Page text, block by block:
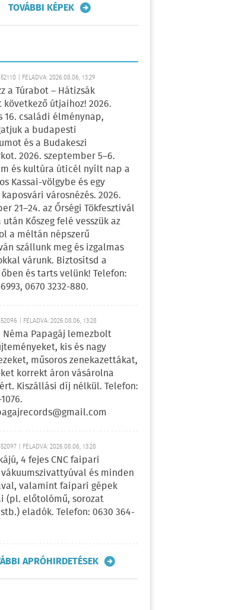
TOVÁBBI KÉPEK
| FELADVA: 2026.08.06, 13:29
a Túrabot – Hátizsák
következő útjaihoz! 2026.
16. családi élménynap,
a budapesti
és a Budakeszi
2026. szeptember 5–6.
és kultúra úticél nyílt nap a
Kassai-völgybe és egy
városnézés. 2026.
21–24. az Őrségi Tökfesztivál
Kőszeg felé vesszük az
a méltán népszerű
szállunk meg és izgalmas
várunk. Biztosítsd a
és tarts velünk! Telefon:
0670 3232-880.
| FELADVA: 2026.08.06, 13:28
Néma Papagáj lemezbolt
kis és nagy
műsoros zenekazettákat,
korrekt áron vásárolna
Kiszállási díj nélkül. Telefon:
| FELADVA: 2026.08.06, 13:28
4 fejes CNC faipari
és minden
valamint faipari gépek
(pl. előtolómű, sorozat
eladók. Telefon: 0630 364-
APRÓHIRDETÉSEK